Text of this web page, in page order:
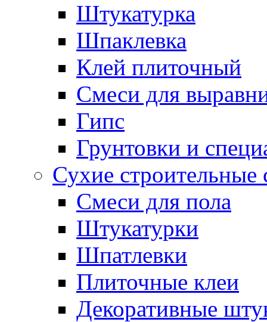
Штукатурка
Шпаклевка
Клей плиточный
Смеси для
Гипс
Грунтовки и
Сухие
Смеси для пола
Штукатурки
Шпатлевки
Плиточные клеи
Декоративные